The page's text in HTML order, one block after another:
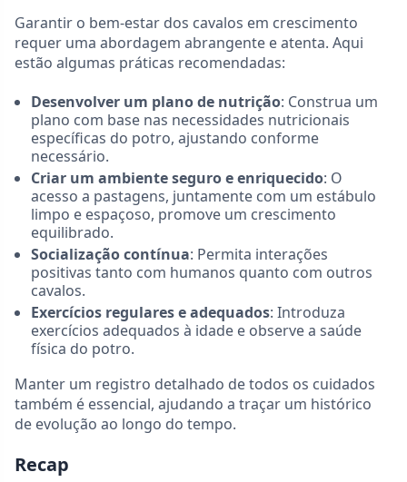
Garantir o bem-estar dos cavalos em crescimento
requer uma abordagem abrangente e atenta. Aqui
estão algumas práticas recomendadas:
Desenvolver um plano de nutrição: Construa um
plano com base nas necessidades nutricionais
específicas do potro, ajustando conforme
necessário.
Criar um ambiente seguro e enriquecido: O
acesso a pastagens, juntamente com um estábulo
limpo e espaçoso, promove um crescimento
equilibrado.
Socialização contínua: Permita interações
positivas tanto com humanos quanto com outros
cavalos.
Exercícios regulares e adequados: Introduza
exercícios adequados à idade e observe a saúde
física do potro.
Manter um registro detalhado de todos os cuidados
também é essencial, ajudando a traçar um histórico
de evolução ao longo do tempo.
Recap